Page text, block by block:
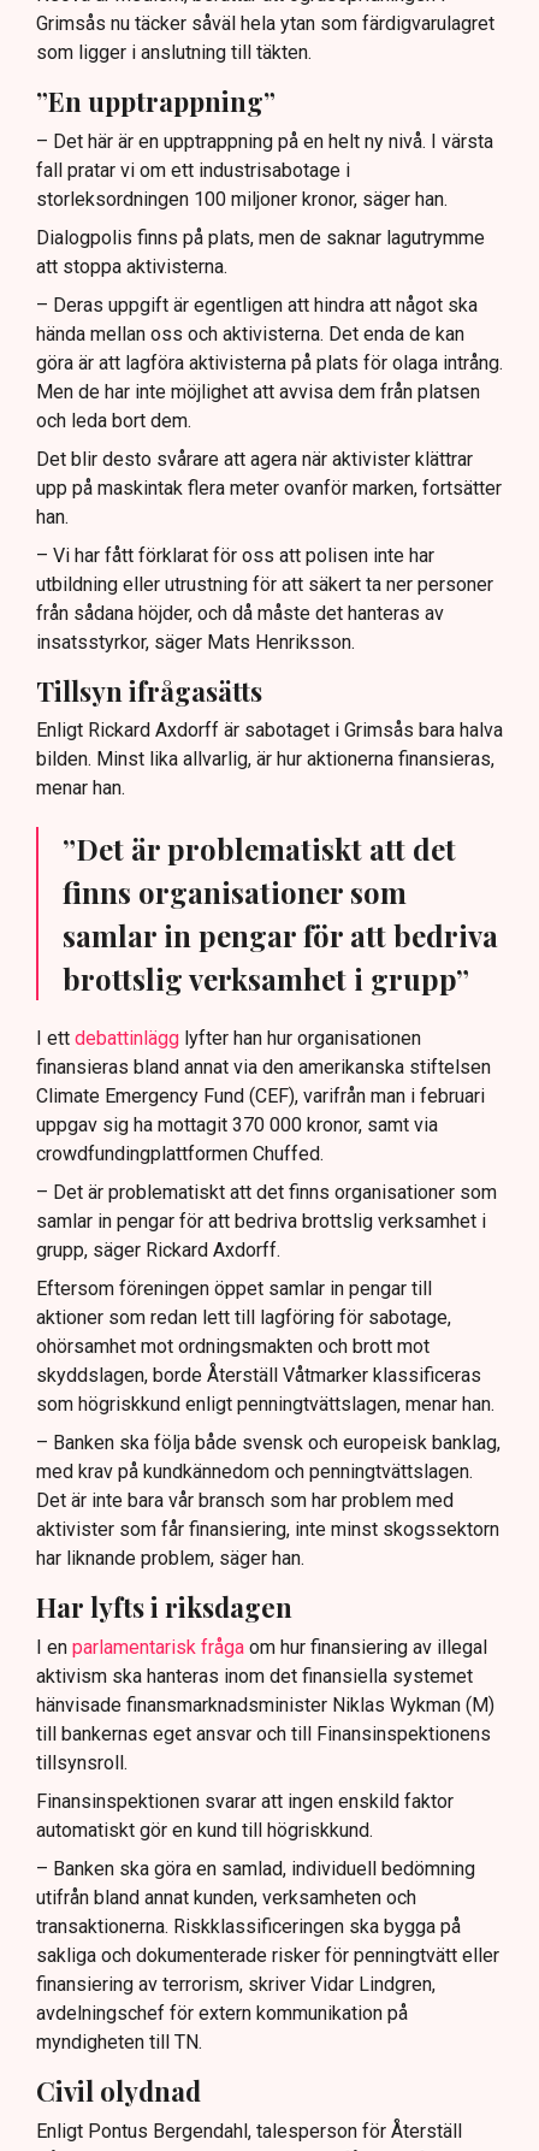
Grimsås nu täcker såväl hela ytan som färdigvarulagret
som ligger i anslutning till täkten.
”En upptrappning”
– Det här är en upptrappning på en helt ny nivå. I värsta
fall pratar vi om ett industrisabotage i
storleksordningen 100 miljoner kronor, säger han.
Dialogpolis finns på plats, men de saknar lagutrymme
att stoppa aktivisterna.
– Deras uppgift är egentligen att hindra att något ska
hända mellan oss och aktivisterna. Det enda de kan
göra är att lagföra aktivisterna på plats för olaga intrång.
Men de har inte möjlighet att avvisa dem från platsen
och leda bort dem.
Det blir desto svårare att agera när aktivister klättrar
upp på maskintak flera meter ovanför marken, fortsätter
han.
– Vi har fått förklarat för oss att polisen inte har
utbildning eller utrustning för att säkert ta ner personer
från sådana höjder, och då måste det hanteras av
insatsstyrkor, säger Mats Henriksson.
Tillsyn ifrågasätts
Enligt Rickard Axdorff är sabotaget i Grimsås bara halva
bilden. Minst lika allvarlig, är hur aktionerna finansieras,
menar han.
”Det är problematiskt att det
finns organisationer som
samlar in pengar för att bedriva
brottslig verksamhet i grupp”
I ett debattinlägg lyfter han hur organisationen
finansieras bland annat via den amerikanska stiftelsen
Climate Emergency Fund (CEF), varifrån man i februari
uppgav sig ha mottagit 370 000 kronor, samt via
crowdfundingplattformen Chuffed.
– Det är problematiskt att det finns organisationer som
samlar in pengar för att bedriva brottslig verksamhet i
grupp, säger Rickard Axdorff.
Eftersom föreningen öppet samlar in pengar till
aktioner som redan lett till lagföring för sabotage,
ohörsamhet mot ordningsmakten och brott mot
skyddslagen, borde Återställ Våtmarker klassificeras
som högriskkund enligt penningtvättslagen, menar han.
– Banken ska följa både svensk och europeisk banklag,
med krav på kundkännedom och penningtvättslagen.
Det är inte bara vår bransch som har problem med
aktivister som får finansiering, inte minst skogssektorn
har liknande problem, säger han.
Har lyfts i riksdagen
I en parlamentarisk fråga om hur finansiering av illegal
aktivism ska hanteras inom det finansiella systemet
hänvisade finansmarknadsminister Niklas Wykman (M)
till bankernas eget ansvar och till Finansinspektionens
tillsynsroll.
Finansinspektionen svarar att ingen enskild faktor
automatiskt gör en kund till högriskkund.
– Banken ska göra en samlad, individuell bedömning
utifrån bland annat kunden, verksamheten och
transaktionerna. Riskklassificeringen ska bygga på
sakliga och dokumenterade risker för penningtvätt eller
finansiering av terrorism, skriver Vidar Lindgren,
avdelningschef för extern kommunikation på
myndigheten till TN.
Civil olydnad
Enligt Pontus Bergendahl, talesperson för Återställ